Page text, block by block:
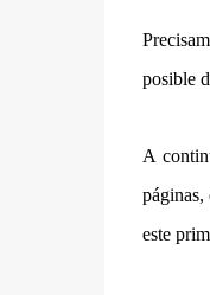
posible
A
este